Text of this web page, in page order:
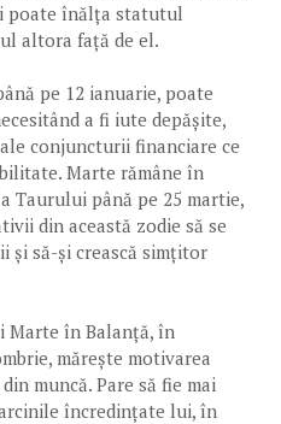
poate înălța statutul
altora față de el.
pe 12 ianuarie, poate
a fi iute depășite,
conjuncturii financiare ce
Marte rămâne în
Taurului până pe 25 martie,
din această zodie să se
și să-și crească simțitor
Marte în Balanță, în
mărește motivarea
muncă. Pare să fie mai
încredințate lui, în